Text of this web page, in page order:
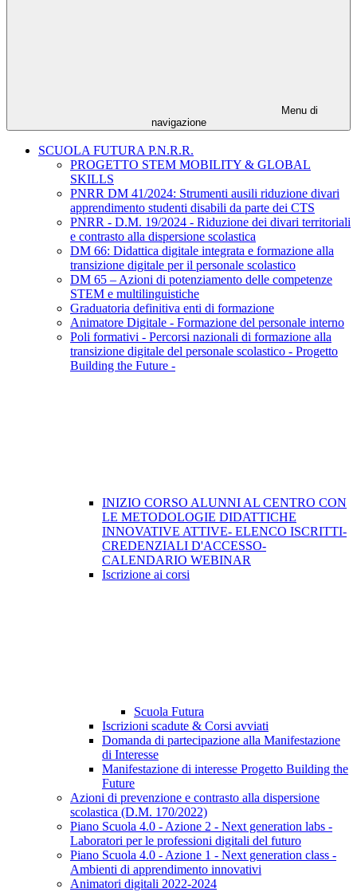
Menu di
navigazione
SCUOLA FUTURA P.N.R.R.
PROGETTO STEM MOBILITY & GLOBAL
SKILLS
PNRR DM 41/2024: Strumenti ausili riduzione divari
apprendimento studenti disabili da parte dei CTS
PNRR - D.M. 19/2024 - Riduzione dei divari territoriali
e contrasto alla dispersione scolastica
DM 66: Didattica digitale integrata e formazione alla
transizione digitale per il personale scolastico
DM 65 – Azioni di potenziamento delle competenze
STEM e multilinguistiche
Graduatoria definitiva enti di formazione
Animatore Digitale - Formazione del personale interno
Poli formativi - Percorsi nazionali di formazione alla
transizione digitale del personale scolastico - Progetto
Building the Future -
INIZIO CORSO ALUNNI AL CENTRO CON
LE METODOLOGIE DIDATTICHE
INNOVATIVE ATTIVE- ELENCO ISCRITTI-
CREDENZIALI D'ACCESSO-
CALENDARIO WEBINAR
Iscrizione ai corsi
Scuola Futura
Iscrizioni scadute & Corsi avviati
Domanda di partecipazione alla Manifestazione
di Interesse
Manifestazione di interesse Progetto Building the
Future
Azioni di prevenzione e contrasto alla dispersione
scolastica (D.M. 170/2022)
Piano Scuola 4.0 - Azione 2 - Next generation labs -
Laboratori per le professioni digitali del futuro
Piano Scuola 4.0 - Azione 1 - Next generation class -
Ambienti di apprendimento innovativi
Animatori digitali 2022-2024